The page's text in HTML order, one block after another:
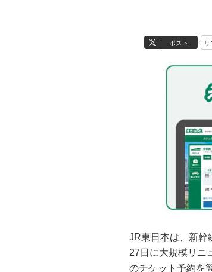
ポスト リ
JR東日本は、新幹
27日に大規模リニ
のチケット予約を